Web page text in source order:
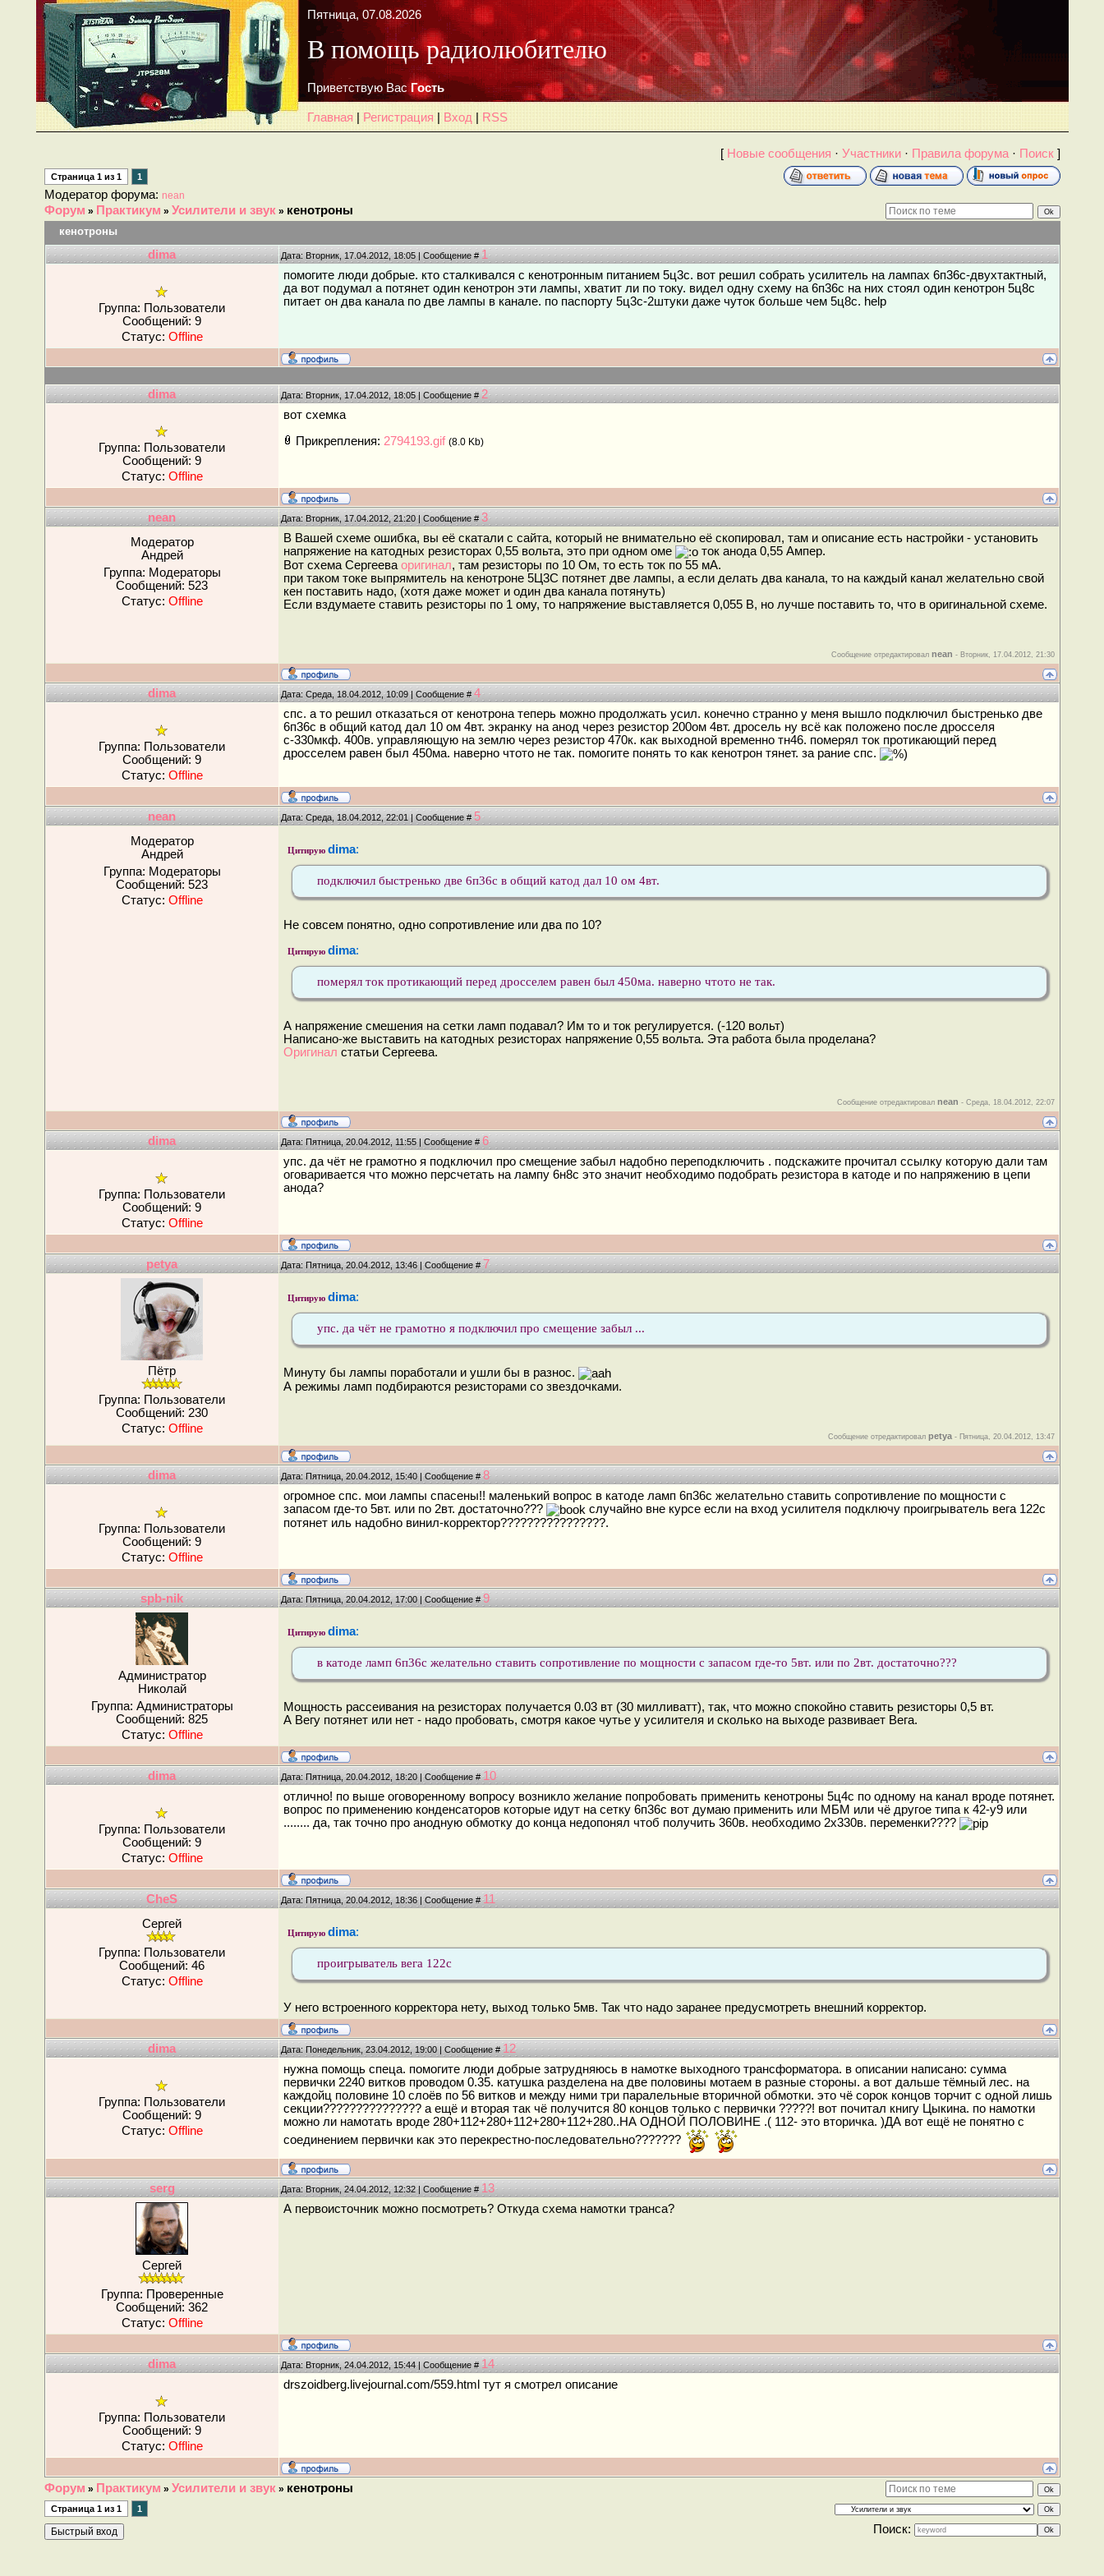
Пятница, 07.08.2026
В помощь радиолюбителю
Приветствую Вас Гость
Главная Регистрация Вход RSS
[ Новые сообщения · Участники· Правила форума· Поиск]
Страница 1из 1 1
Модератор форума: nean
Форум » Практикум » Усилители и звук » кенотроны
кенотроны
dima Дата: Вторник, 17.04.2012, 18:05 | Сообщение # 1
Группа: Пользователи
Сообщений: 9
Статус: Offline
помогите люди добрые. кто сталкивался с кенотронным питанием 5ц3с. вот решил собрать усилитель на лампах 6п36с-двухтактный,
да вот подумал а потянет один кенотрон эти лампы, хватит ли по току. видел одну схему на 6п36с на них стоял один кенотрон 5ц8с
питает он два канала по две лампы в канале. по паспорту 5ц3с-2штуки даже чуток больше чем 5ц8с. help
dima Дата: Вторник, 17.04.2012, 18:05 | Сообщение # 2
Группа: Пользователи
Сообщений: 9
Статус: Offline
вот схемка
Прикрепления: 2794193.gif (8.0 Kb)
nean Дата: Вторник, 17.04.2012, 21:20 | Сообщение # 3
Модератор
Андрей
Группа: Модераторы
Сообщений: 523
Статус: Offline
В Вашей схеме ошибка, вы её скатали с сайта, который не внимательно её скопировал, там и описание есть настройки - установить
напряжение на катодных резисторах 0,55 вольта, это при одном оме
ток анода 0,55 Ампер.
Вот схема Сергеева оригинал, там резисторы по 10 Ом, то есть ток по 55 мА.
при таком токе выпрямитель на кенотроне 5Ц3С потянет две лампы, а если делать два канала, то на каждый канал желательно свой
кен поставить надо, (хотя даже может и один два канала потянуть)
Если вздумаете ставить резисторы по 1 ому, то напряжение выставляется 0,055 В, но лучше поставить то, что в оригинальной схеме.
Сообщение отредактировал nean - Вторник, 17.04.2012, 21:30
dima Дата: Среда, 18.04.2012, 10:09 | Сообщение # 4
Группа: Пользователи
Сообщений: 9
Статус: Offline
спс. а то решил отказаться от кенотрона теперь можно продолжать усил. конечно странно у меня вышло подключил быстренько две
6п36с в общий катод дал 10 ом 4вт. экранку на анод через резистор 200ом 4вт. дросель ну всё как положено после дросселя
с-330мкф. 400в. управляющую на землю через резистор 470к. как выходной временно тн46. померял ток протикающий перед
дросселем равен был 450ма. наверно чтото не так. помогите понять то как кенотрон тянет. за рание спс.
nean Дата: Среда, 18.04.2012, 22:01 | Сообщение # 5
Модератор
Андрей
Группа: Модераторы
Сообщений: 523
Статус: Offline
Цитируюdima:
подключил быстренько две 6п36с в общий катод дал 10 ом 4вт.
Не совсем понятно, одно сопротивление или два по 10?
Цитируюdima:
померял ток протикающий перед дросселем равен был 450ма. наверно чтото не так.
А напряжение смешения на сетки ламп подавал? Им то и ток регулируется. (-120 вольт)
Написано-же выставить на катодных резисторах напряжение 0,55 вольта. Эта работа была проделана?
Оригинал статьи Сергеева.
Сообщение отредактировал nean - Среда, 18.04.2012, 22:07
dima Дата: Пятница, 20.04.2012, 11:55 | Сообщение # 6
Группа: Пользователи
Сообщений: 9
Статус: Offline
упс. да чёт не грамотно я подключил про смещение забыл надобно переподключить . подскажите прочитал ссылку которую дали там
оговаривается что можно персчетать на лампу 6н8с это значит необходимо подобрать резистора в катоде и по напряжению в цепи
анода?
petya Дата: Пятница, 20.04.2012, 13:46 | Сообщение #7
Пётр
Группа: Пользователи
Сообщений: 230
Статус: Offline
Цитируюdima:
упс. да чёт не грамотно я подключил про смещение забыл ...
Минуту бы лампы поработали и ушли бы в разнос.
А режимы ламп подбираются резисторами со звездочками.
Сообщение отредактировал petya- Пятница, 20.04.2012, 13:47
dima Дата: Пятница, 20.04.2012, 15:40 | Сообщение #8
Группа: Пользователи
Сообщений: 9
Статус: Offline
огромное спс. мои лампы спасены!! маленький вопрос в катоде ламп 6п36с желательно ставить сопротивление по мощности с
запасом где-то 5вт. или по 2вт. достаточно???
случайно вне курсе если на вход усилителя подключу проигрыватель вега 122с
потянет иль надобно винил-корректор????????????????.
spb-nik Дата: Пятница, 20.04.2012, 17:00 | Сообщение #9
Администратор
Николай
Группа: Администраторы
Сообщений: 825
Статус: Offline
Цитируюdima:
в катоде ламп 6п36с желательно ставить сопротивление по мощности с запасом где-то 5вт. или по 2вт. достаточно???
Мощность рассеивания на резисторах получается 0.03 вт (30 милливатт), так, что можно спокойно ставить резисторы 0,5 вт.
А Вегу потянет или нет - надо пробовать, смотря какое чутье у усилителя и сколько на выходе развивает Вега.
dima Дата: Пятница, 20.04.2012, 18:20 | Сообщение #10
Группа: Пользователи
Сообщений: 9
Статус: Offline
отлично! по выше оговоренному вопросу возникло желание попробовать применить кенотроны 5ц4с по одному на канал вроде потянет.
вопрос по применению конденсаторов которые идут на сетку 6п36с вот думаю применить или МБМ или чё другое типа к 42-у9 или
........ да, так точно про анодную обмотку до конца недопонял чтоб получить 360в. необходимо 2х330в. переменки????
CheS Дата: Пятница, 20.04.2012, 18:36 | Сообщение #11
Сергей
Группа: Пользователи
Сообщений: 46
Статус: Offline
Цитируюdima:
проигрыватель вега 122с
У него встроенного корректора нету, выход только 5мв. Так что надо заранее предусмотреть внешний корректор.
dima Дата: Понедельник, 23.04.2012, 19:00 | Сообщение #12
Группа: Пользователи
Сообщений: 9
Статус: Offline
нужна помощь спеца. помогите люди добрые затрудняюсь в намотке выходного трансформатора. в описании написано: сумма
первички 2240 витков проводом 0.35. катушка разделена на две половины мотаем в разные стороны. а вот дальше тёмный лес. на
каждойц половине 10 слоёв по 56 витков и между ними три паралельные вторичной обмотки. это чё сорок концов торчит с одной лишь
секции??????????????? а ещё и вторая так чё получится 80 концов только с первички ?????! вот почитал книгу Цыкина. по намотки
можно ли намотать вроде 280+112+280+112+280+112+280..НА ОДНОЙ ПОЛОВИНЕ .( 112- это вторичка. )ДА вот ещё не понятно с
соединением первички как это перекрестно-последовательно???????
serg Дата: Вторник, 24.04.2012, 12:32 | Сообщение # 13
Сергей
Группа: Проверенные
Сообщений: 362
Статус: Offline
А первоисточник можно посмотреть? Откуда схема намотки транса?
dima Дата: Вторник, 24.04.2012, 15:44 | Сообщение # 14
Группа: Пользователи
Сообщений: 9
Статус: Offline
drszoidberg.livejournal.com/559.html тут я смотрел описание
Форум » Практикум » Усилители и звук » кенотроны
Страница 1из 1 1
Поиск: